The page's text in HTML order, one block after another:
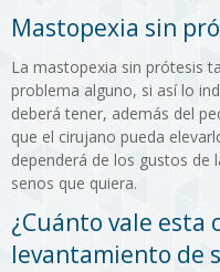
Mastopexia sin
La mastopexia sin prótesis
problema alguno, si así lo
deberá tener, además del
que el cirujano pueda
dependerá de los gustos de
senos que quiera.
¿Cuánto vale esta
levantamiento de